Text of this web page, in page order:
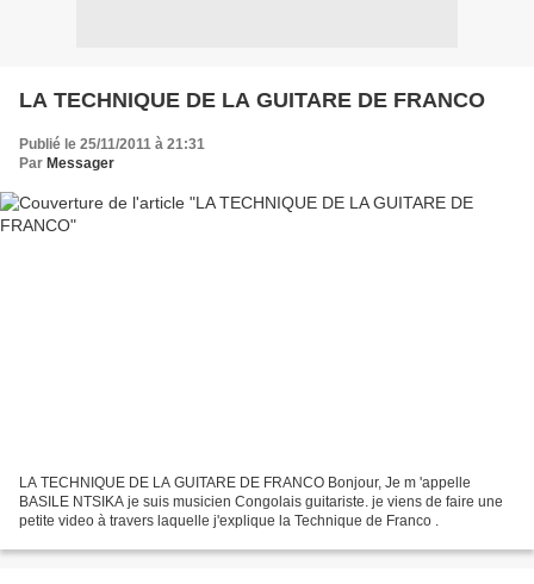
LA TECHNIQUE DE LA GUITARE DE FRANCO
Publié le 25/11/2011 à 21:31
Par Messager
LA TECHNIQUE DE LA GUITARE DE FRANCO Bonjour, Je m 'appelle
BASILE NTSIKA je suis musicien Congolais guitariste. je viens de faire une
petite video à travers laquelle j'explique la Technique de Franco .